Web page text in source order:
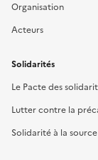
Organisation
Acteurs
Solidarités
Le Pacte des
Lutter contre la
Solidarité à la